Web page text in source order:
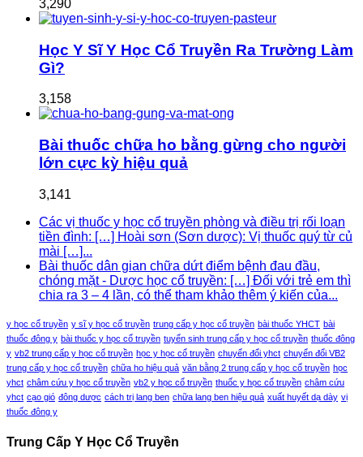
3,290
Học Y Sĩ Y Học Cổ Truyền Ra Trường Làm
Gì?
3,158
Bài thuốc chữa ho bằng gừng cho người
lớn cực kỳ hiệu quả
3,141
Các vị thuốc y học cổ truyền phòng và điều trị rối loạn
tiền đình: […] Hoài sơn (Sơn dược): Vị thuốc quý từ củ
mài […]...
Bài thuốc dân gian chữa dứt điểm bệnh đau đầu,
chóng mặt - Dược học cổ truyền: […] Đối với trẻ em thì
chia ra 3 – 4 lần, có thể tham khảo thêm ý kiến của...
y học cổ truyền y sĩ y học cổ truyền trung cấp y học cổ truyền bài thuốc YHCT bài
thuốc đông y bài thuốc y học cổ truyền tuyển sinh trung cấp y học cổ truyền thuốc đông
y vb2 trung cấp y học cổ truyền học y học cổ truyền chuyển đổi yhct chuyển đổi VB2
trung cấp y học cổ truyền chữa ho hiệu quả văn bằng 2 trung cấp y học cổ truyền học
yhct châm cứu y học cổ truyền vb2 y học cổ truyền thuốc y học cổ truyền châm cứu
yhct cạo gió đông dược cách trị lang ben chữa lang ben hiệu quả xuất huyết dạ dày vị
thuốc đông y
Trung Cấp Y Học Cổ Truyền